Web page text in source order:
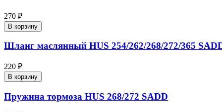
270 ₽
В корзину
Шланг маслянный HUS 254/262/268/272/365
220 ₽
В корзину
Пружина тормоза HUS 268/272 SADD